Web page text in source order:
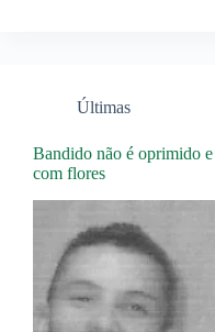
Últimas
Bandido não é oprimido
com flores